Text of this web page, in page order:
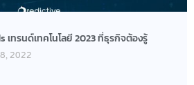
เทรนด์เทคโนโลยี 2023 ที่ธุรกิจต้องรู้
2022